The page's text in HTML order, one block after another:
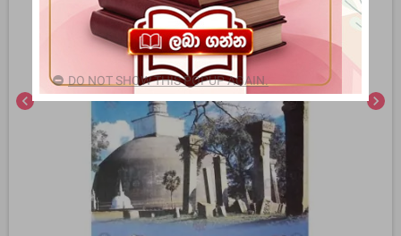
chevron_left chevron_right
DO NOT SHOW THIS POPUP AGAIN.